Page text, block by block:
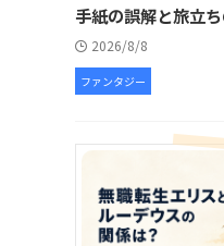
手紙の誤解と旅立
2026/8/8
ファンタジー